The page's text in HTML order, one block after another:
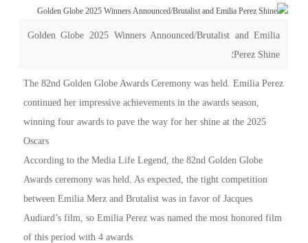
Golden Globe 2025 Winners Announced/Brutalist and Emilia
Perez Shine؛
The 82nd Golden Globe Awards Ceremony was held. Emilia Perez
continued her impressive achievements in the awards season,
winning four awards to pave the way for her shine at the 2025
Oscars
According to the Media Life Legend, the 82nd Golden Globe
Awards ceremony was held. As expected, the tight competition
between Emilia Merz and Brutalist was in favor of Jacques
Audiard’s film, so Emilia Perez was named the most honored film
of this period with 4 awards